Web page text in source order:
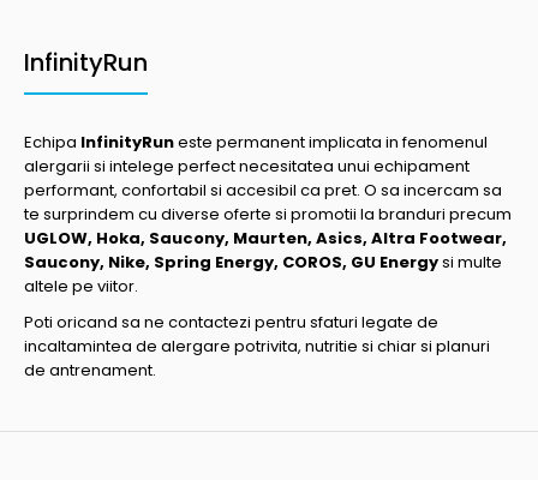
InfinityRun
Echipa InfinityRuneste permanent implicata in fenomenul
alergarii si intelege perfect necesitatea unui echipament
performant, confortabil si accesibil ca pret. O sa incercam sa
te surprindem cu diverse oferte si promotii la branduri precum
UGLOW, Hoka, Saucony, Maurten, Asics, Altra Footwear,
Saucony, Nike, Spring Energy, COROS, GU Energysi multe
altele pe viitor.
Poti oricand sa ne contactezi pentru sfaturi legate de
incaltamintea de alergare potrivita, nutritie si chiar si planuri
de antrenament.